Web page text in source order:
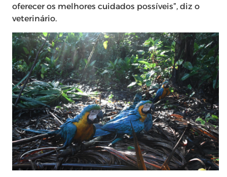
oferecer os melhores cuidados possíveis”, diz o
veterinário.